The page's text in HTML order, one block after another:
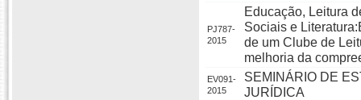
PJ787-
2015
Educação, Leitura
Sociais e
de um Clube de
melhoria da
EV091-
2015
SEMINÁRIO DE
JURÍDICA